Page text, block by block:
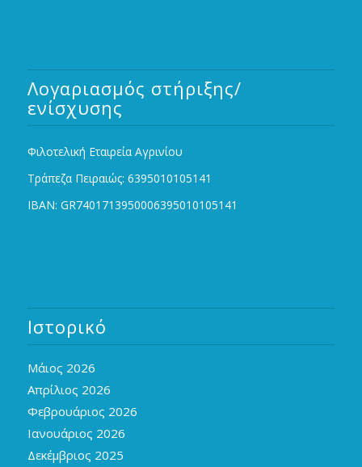
Λογαριασμός στήριξης/
ενίσχυσης
Φιλοτελική Εταιρεία Αγρινίου
Τράπεζα Πειραιώς: 6395010105141
IBAN: GR7401713950006395010105141
Ιστορικό
Μάιος 2026
Απρίλιος 2026
Φεβρουάριος 2026
Ιανουάριος 2026
Δεκέμβριος 2025